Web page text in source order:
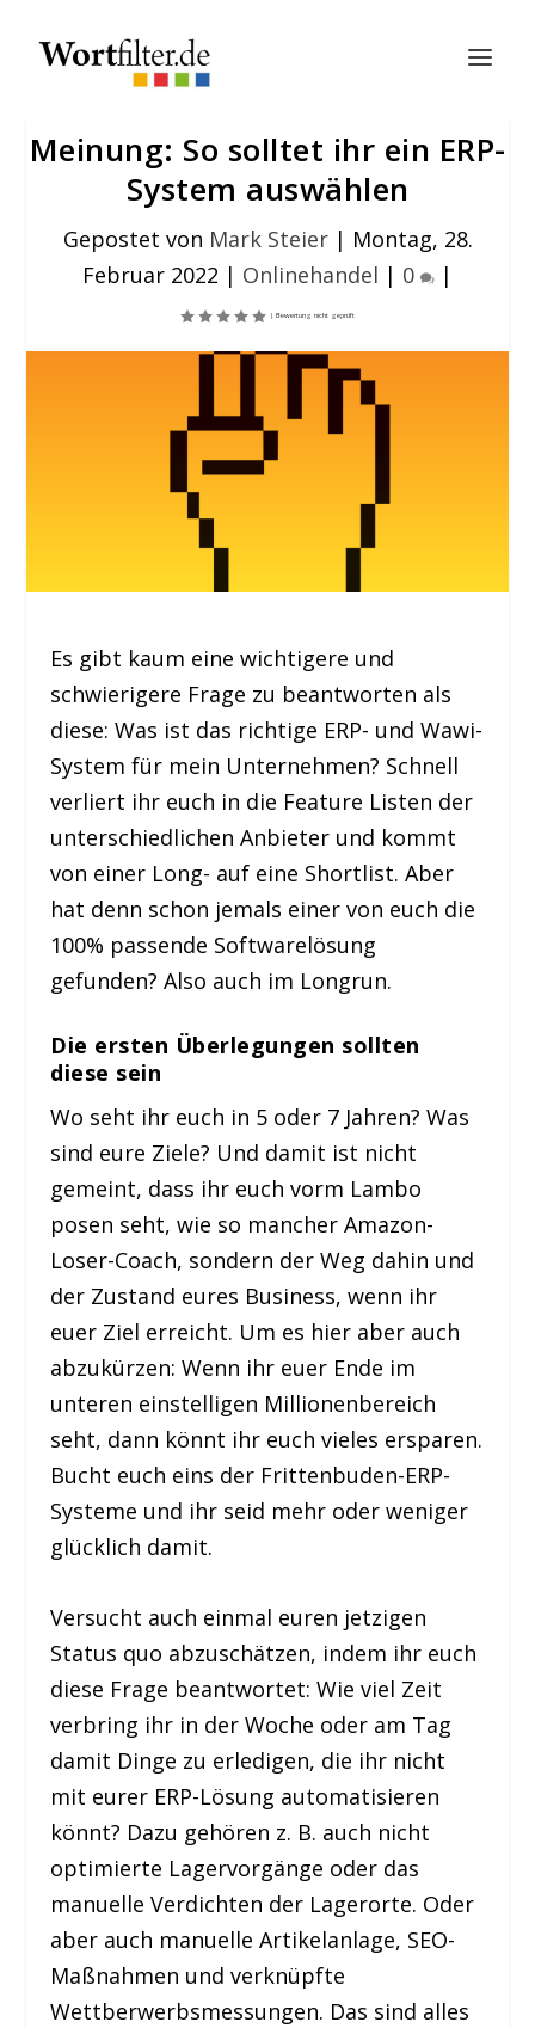
Meinung: So solltet ihr ein ERP-
System auswählen
Gepostet von Mark Steier| Montag, 28.
Februar 2022 | Onlinehandel | 0 |
Es gibt kaum eine wichtigere und
schwierigere Frage zu beantworten als
diese: Was ist das richtige ERP- und Wawi-
System für mein Unternehmen? Schnell
verliert ihr euch in die Feature Listen der
unterschiedlichen Anbieter und kommt
von einer Long- auf eine Shortlist. Aber
hat denn schon jemals einer von euch die
100% passende Softwarelösung
gefunden? Also auch im Longrun.
Die ersten Überlegungen sollten
diese sein
Wo seht ihr euch in 5 oder 7 Jahren? Was
sind eure Ziele? Und damit ist nicht
gemeint, dass ihr euch vorm Lambo
posen seht, wie so mancher Amazon-
Loser-Coach, sondern der Weg dahin und
der Zustand eures Business, wenn ihr
euer Ziel erreicht. Um es hier aber auch
abzukürzen: Wenn ihr euer Ende im
unteren einstelligen Millionenbereich
seht, dann könnt ihr euch vieles ersparen.
Bucht euch eins der Frittenbuden-ERP-
Systeme und ihr seid mehr oder weniger
glücklich damit.
Versucht auch einmal euren jetzigen
Status quo abzuschätzen, indem ihr euch
diese Frage beantwortet: Wie viel Zeit
verbring ihr in der Woche oder am Tag
damit Dinge zu erledigen, die ihr nicht
mit eurer ERP-Lösung automatisieren
könnt? Dazu gehören z. B. auch nicht
optimierte Lagervorgänge oder das
manuelle Verdichten der Lagerorte. Oder
aber auch manuelle Artikelanlage, SEO-
Maßnahmen und verknüpfte
Wettberwerbsmessungen. Das sind alles